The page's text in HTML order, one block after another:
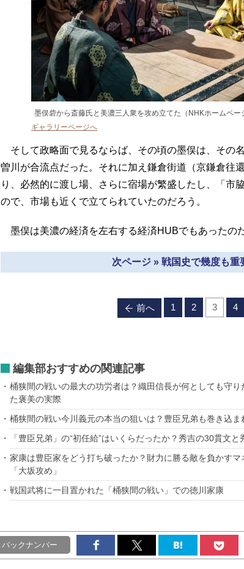
墨俣砦から斎藤氏と美濃三人衆を攻め立てた（NHKホームペー
ギャラリーページへ
そして政略面で見るならば、その頃の墨俣は、その
曽川が合流点だった。それに加え鎌倉街道（京鎌倉往
り、必然的に渡し場、さらに宿場が繁盛したし、「市
ので、市場も近くで立てられていたのだろう。
墨俣は美濃の経済を左右する経済HUBでもあったのだ
次ページ » 戦国史で幾度も重
前へ 1 2 3 4
編集部おすすめの関連記事
桶狭間の戦いの最大の功労者は？織田信長が何としても守
た褒美の実際
桶狭間の戦い今川義元の本当の狙いは？豊臣兄弟も巻き込ま
「豊臣兄弟」の“初任給”はいくらだったか？秀吉の30貫文
家康は豊臣家をどう打ち破ったか？財力に勝る敵を負かすマ
「大坂攻め」
戦国武将に一目置かれた「桶狭間の戦い」での徳川家康
バックナンバー